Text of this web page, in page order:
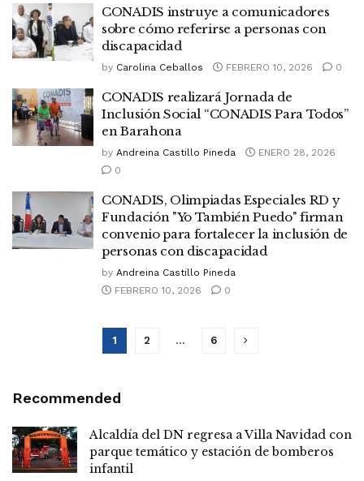
CONADIS instruye a comunicadores
sobre cómo referirse a personas con
discapacidad
by Carolina Ceballos FEBRERO 10, 2026 0
CONADIS realizará Jornada de
Inclusión Social “CONADIS Para Todos”
en Barahona
by Andreina Castillo Pineda
ENERO 28, 2026
0
CONADIS, Olimpiadas Especiales RD y
Fundación "Yo También Puedo" firman
convenio para fortalecer la inclusión de
personas con discapacidad
by Andreina Castillo Pineda
FEBRERO 10, 2026
0
1 2 … 6
Recommended
Alcaldía del DN regresa a Villa Navidad con
parque temático y estación de bomberos
infantil